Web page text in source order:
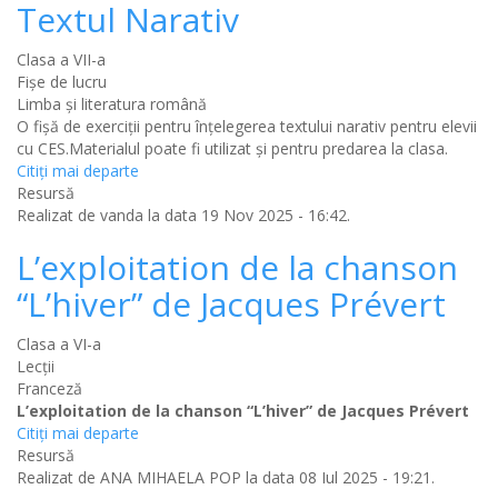
Textul Narativ
Clasa a VII-a
Fișe de lucru
Limba şi literatura română
O fişă de exerciţii pentru înţelegerea textului narativ pentru elevii
cu CES.Materialul poate fi utilizat şi pentru predarea la clasa.
Citiţi mai departe
Resursă
Realizat de vanda la data 19 Nov 2025 - 16:42.
L’exploitation de la chanson
“L’hiver” de Jacques Prévert
Clasa a VI-a
Lecții
Franceză
L’exploitation de la chanson “L’hiver” de Jacques Prévert
Citiţi mai departe
Resursă
Realizat de ANA MIHAELA POP la data 08 Iul 2025 - 19:21.